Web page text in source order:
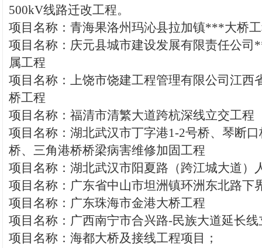
500kV线路迁改工程。
项目名称：青海果洛州玛沁县拉加镇***大桥
项目名称：庆元县城市建设发展有限责任公
属工程
项目名称：上饶市饶建工程管理有限公司江西
桥工程
项目名称：福清市清繁大道跨杭深线立交工程
项目名称：湖北武汉市丁字港1-2号桥、琴断
桥、三角港桥桥梁病害维修加固工程
项目名称：湖北武汉市阳夏路（跨江城大道）
项目名称：广东省中山市坦洲镇环洲东北路下
项目名称：广东珠海市金港大桥工程
项目名称：广西南宁市合兴路-民族大道延长线
项目名称：海都大桥及接线工程项目；